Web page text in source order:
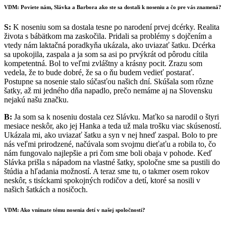
VDM: Poviete nám, Slávka a Barbora ako ste sa dostali k noseniu a čo pre vás znamená?
S: K noseniu som sa dostala tesne po narodení prvej dcérky. Realita
života s bábätkom ma zaskočila. Pridali sa problémy s dojčením a
vtedy nám laktačná poradkyňa ukázala, ako uviazať šatku. Dcérka
sa upokojila, zaspala a ja som sa asi po prvýkrát od pôrodu cítila
kompetentná. Bol to veľmi zvláštny a krásny pocit. Zrazu som
vedela, že to bude dobré, že sa o ňu budem vedieť postarať.
Postupne sa nosenie stalo súčasťou našich dní. Skúšala som rôzne
šatky, až mi jedného dňa napadlo, prečo nemáme aj na Slovensku
nejakú našu značku.
B: Ja som sa k noseniu dostala cez Slávku. Maťko sa narodil o štyri
mesiace neskôr, ako jej Hanka a teda už mala trošku viac skúseností.
Ukázala mi, ako uviazať šatku a syn v nej hneď zaspal. Bolo to pre
nás veľmi prirodzené, načúvala som svojmu dieťaťu a robila to, čo
nám fungovalo najlepšie a pri čom sme boli obaja v pohode. Keď
Slávka prišla s nápadom na vlastné šatky, spoločne sme sa pustili do
štúdia a hľadania možností. A teraz sme tu, o takmer osem rokov
neskôr, s tisíckami spokojných rodičov a detí, ktoré sa nosili v
našich šatkách a nosičoch.
VDM: Ako vnímate tému nosenia detí v našej spoločnosti?